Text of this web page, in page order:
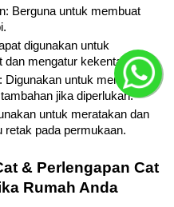
Berguna untuk membuat
digunakan untuk
dan mengatur kekentalan.
Digunakan untuk mencampur
jika diperlukan.
untuk meratakan dan
retak pada permukaan.
& Perlengapan Cat
Rumah Anda